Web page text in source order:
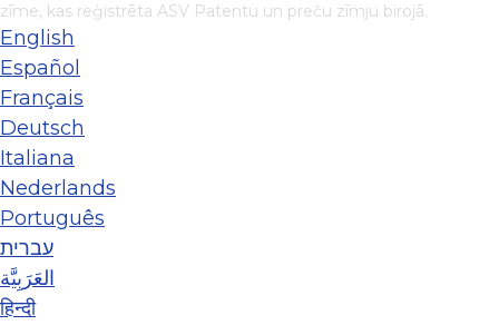
zīme, kas reģistrēta ASV Patentu un preču zīmju birojā.
English
Español
Français
Deutsch
Italiana
Nederlands
Português
עברית
العَرَبِيَّة
हिन्दी